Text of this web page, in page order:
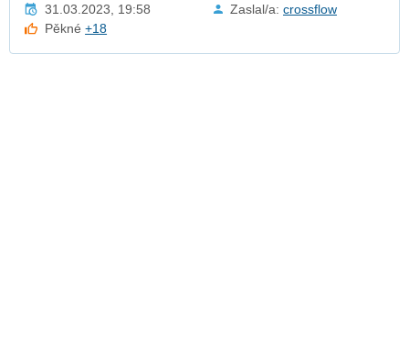
31.03.2023, 19:58 Zaslal/a: crossflow
Pěkné+18